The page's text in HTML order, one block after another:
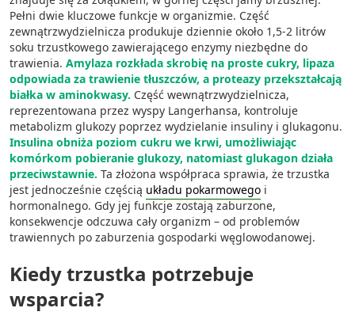
Pełni dwie kluczowe funkcje w organizmie. Część
zewnątrzwydzielnicza produkuje dziennie około 1,5-2 litrów
soku trzustkowego zawierającego enzymy niezbędne do
trawienia. Amylaza rozkłada skrobię na proste cukry, lipaza
odpowiada za trawienie tłuszczów, a proteazy przekształcają
białka w aminokwasy. Część wewnątrzwydzielnicza,
reprezentowana przez wyspy Langerhansa, kontroluje
metabolizm glukozy poprzez wydzielanie insuliny i glukagonu.
Insulina obniża poziom cukru we krwi, umożliwiając
komórkom pobieranie glukozy, natomiast glukagon działa
przeciwstawnie. Ta złożona współpraca sprawia, że trzustka
jest jednocześnie częścią układu pokarmowego i
hormonalnego. Gdy jej funkcje zostają zaburzone,
konsekwencje odczuwa cały organizm – od problemów
trawiennych po zaburzenia gospodarki węglowodanowej.
Kiedy trzustka potrzebuje
wsparcia?